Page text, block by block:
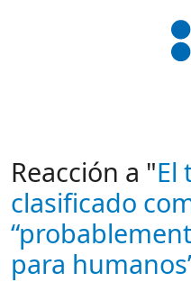
Pasar al contenido
Reacción a "El
clasificado
para